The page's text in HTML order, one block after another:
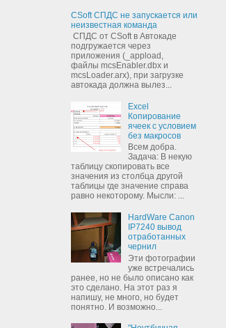
CSoft СПДС не запускается или
неизвестная команда
СПДС от CSoft в Автокаде
подгружается через
приложения (_appload,
файлы mcsEnabler.dbx и
mcsLoader.arx), при загрузке
автокада должна вылез...
Excel
Копирование
ячеек с условием
без макросов
Всем добра.
Задача: В некую
таблицу скопировать все
значения из столбца другой
таблицы где значение справа
равно некоторому. Мысли: ...
HardWare Canon
IP7240 вывод
отработанных
чернил
Эти фотографии
уже встречались
ранее, но не было описано как
это сделано. На этот раз я
напишу, не много, но будет
понятно. И возможно...